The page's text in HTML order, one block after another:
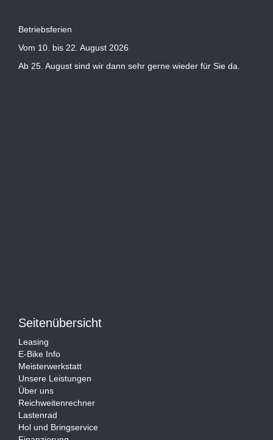
Betriebsferien
Vom 10. bis 22. August 2026
Ab 25. August sind wir dann sehr gerne wieder für Sie da.
Seitenübersicht
Leasing
E-Bike Info
Meisterwerkstatt
Unsere Leistungen
Über uns
Reichweitenrechner
Lastenrad
Hol und Bringservice